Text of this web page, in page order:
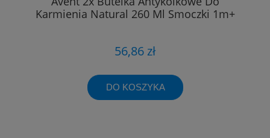
Karmienia Natural 260 Ml Smoczki 1m+
56,86 zł
DO KOSZYKA